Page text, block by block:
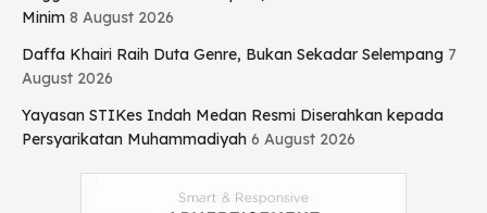
Minim 8 August 2026
Daffa Khairi Raih Duta Genre, Bukan Sekadar Selempang 7
August 2026
Yayasan STIKes Indah Medan Resmi Diserahkan kepada
Persyarikatan Muhammadiyah 6 August 2026